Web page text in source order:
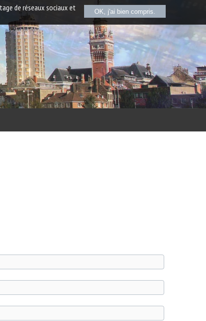
OK, j'ai bien compris.
de réseaux sociaux et